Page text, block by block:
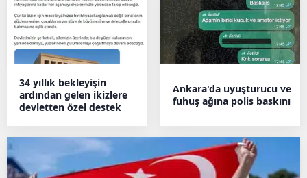
34 yıllık bekleyişin
ardından gelen ikizlere
devletten özel destek
Ankara'da uyuşturucu ve
fuhuş ağına polis baskını